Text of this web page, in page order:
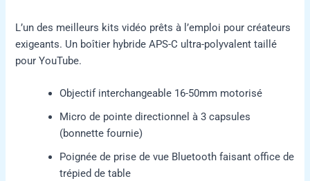
L’un des meilleurs kits vidéo prêts à l’emploi pour créateurs
exigeants. Un boîtier hybride APS-C ultra-polyvalent taillé
pour YouTube.
Objectif interchangeable 16-50mm motorisé
Micro de pointe directionnel à 3 capsules
(bonnette fournie)
Poignée de prise de vue Bluetooth faisant office de
trépied de table